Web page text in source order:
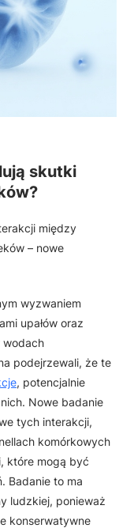
skutki
między
– nowe
wyzwaniem
upałów oraz
wodach
podejrzewali, że te
, potencjalnie
Nowe badanie
tych interakcji,
komórkowych
które mogą być
Badanie to ma
ludzkiej, ponieważ
konserwatywne